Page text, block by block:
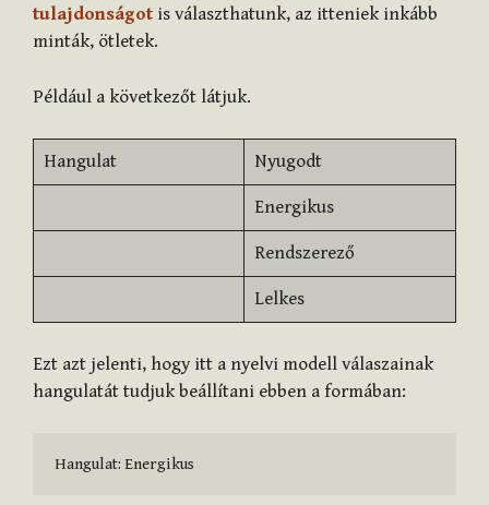
tulajdonságot is választhatunk, az itteniek inkább
minták, ötletek.
Például a következőt látjuk.
Hangulat Nyugodt
Energikus
Rendszerező
Lelkes
Ezt azt jelenti, hogy itt a nyelvi modell válaszainak
hangulatát tudjuk beállítani ebben a formában:
Hangulat: Energikus